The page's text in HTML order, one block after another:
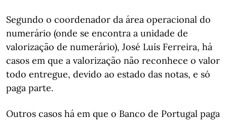
Segundo o coordenador da área operacional do
numerário (onde se encontra a unidade de
valorização de numerário), José Luís Ferreira, há
casos em que a valorização não reconhece o valor
todo entregue, devido ao estado das notas, e só
paga parte.
Outros casos há em que o Banco de Portugal paga